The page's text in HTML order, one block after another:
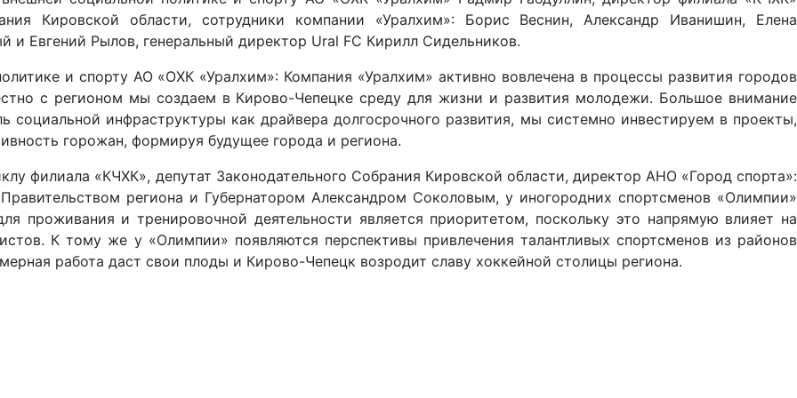
Кировской области, сотрудники компании «Уралхим»: Борис Веснин, Александр Иванишин, Елена
Евгений Рылов, генеральный директор Ural FC Кирилл Сидельников.
и спорту АО «ОХК «Уралхим»: Компания «Уралхим» активно вовлечена в процессы развития городов
с регионом мы создаем в Кирово-Чепецке среду для жизни и развития молодежи. Большое внимание
инфраструктуры как драйвера долгосрочного развития, мы системно инвестируем в проекты,
горожан, формируя будущее города и региона.
филиала «КЧХК», депутат Законодательного Собрания Кировской области, директор АНО «Город спорта»:
региона и Губернатором Александром Соколовым, у иногородних спортсменов «Олимпии»
проживания и тренировочной деятельности является приоритетом, поскольку это напрямую влияет на
К тому же у «Олимпии» появляются перспективы привлечения талантливых спортсменов из районов
работа даст свои плоды и Кирово-Чепецк возродит славу хоккейной столицы региона.